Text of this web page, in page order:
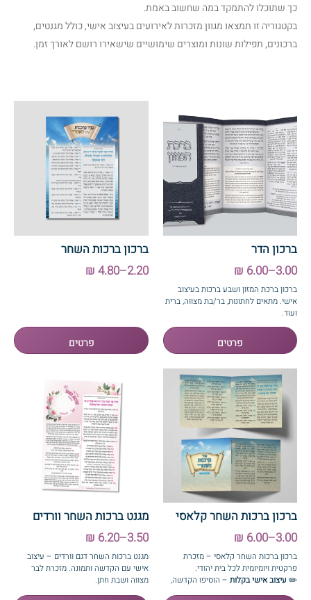
כך שתוכלו להתמקד במה שחשוב באמת.
בקטגוריה זו תמצאו מגוון מזכרות לאירועים בעיצוב אישי, כולל מגנטים,
ברכונים, תפילות שונות ומוצרים שימושיים שישאירו רושם לאורך זמן.
ברכון הדר
3.00–6.00 ₪
ברכון ברכת המזון ושבע ברכות בעיצוב
אישי. מתאים לחתונות, בר/בת מצווה, ברית
ועוד.
ברכון ברכות השחר
2.20–4.80 ₪
ברכון ברכות השחר קלאסי
3.00–6.00 ₪
ברכון ברכות השחר קלאסי – מזכרת
פרקטית ויומיומית לכל בית יהודי.
✏️ עיצוב אישי בקלות – הוסיפו הקדשה,
מגנט ברכות השחר וורדים
3.50–6.20 ₪
מגנט ברכות השחר דגם וורדים – עיצוב
אישי עם הקדשה ותמונה. מזכרת לבר
מצווה ושבת חתן.